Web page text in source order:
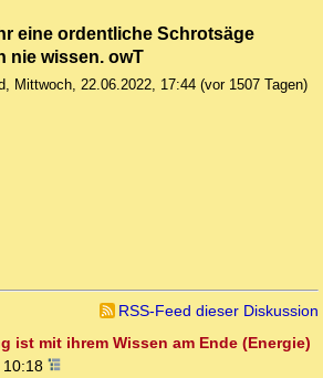
eine ordentliche Schrotsäge
nie wissen. owT
, Mittwoch, 22.06.2022, 17:44 (vor 1507 Tagen)
RSS-Feed dieser Diskussion
ist mit ihrem Wissen am Ende (Energie)